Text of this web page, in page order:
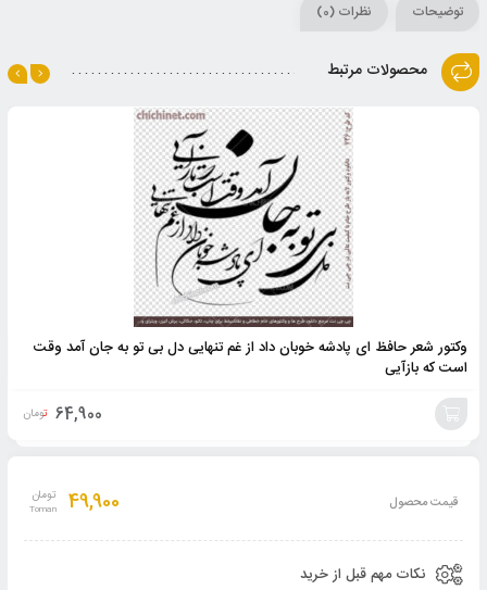
توضیحات نظرات (0)
محصولات مرتبط
وکتور شعر حافظ ای پادشه خوبان داد از غم تنهایی دل بی تو به جان آمد وقت
است که بازآیی
64,900 تومان
به
قیمت محصول 49,900 تومان
نکات مهم قبل از خرید